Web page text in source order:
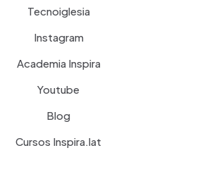
Tecnoiglesia
Instagram
Academia Inspira
Youtube
Blog
Cursos Inspira.lat